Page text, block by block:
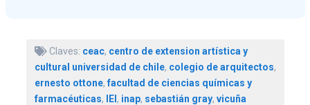
Claves: ceac, centro de extension artística y
cultural universidad de chile, colegio de arquitectos,
ernesto ottone,facultad de ciencias químicas y
farmacéuticas, IEI, inap, sebastián gray, vicuña